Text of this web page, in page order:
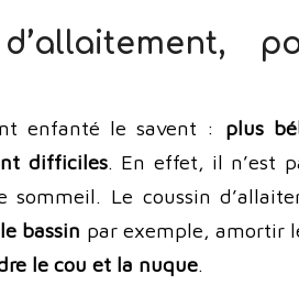
enfanté le savent : plus
difficiles. En effet, il n’est
sommeil. Le coussin
bassin par exemple, amortir
le cou et la nuque.